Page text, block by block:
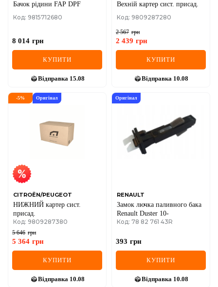
Бачок рідини FAP DPF
Код: 9815712680
8 014 грн
КУПИТИ
Відправка 15.08
Вехній картер сист. присад.
Код: 9809287280
2 567 грн
2 439 грн
КУПИТИ
Відправка 10.08
-5% Оригінал
CITROËN/PEUGEOT
НИЖНИЙ картер сист.
присад.
Код: 9809287380
5 646 грн
5 364 грн
КУПИТИ
Відправка 10.08
Оригінал
RENAULT
Замок лючка паливного бака
Renault Duster 10-
Код: 78 82 761 43R
393 грн
КУПИТИ
Відправка 10.08